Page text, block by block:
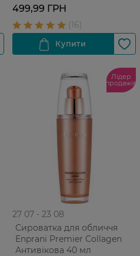
499,99 ГРН
Лідер
продажів
27 07 - 23 08
Сироватка для обличчя
Enprani Premier Collagen
Антивікова 40 мл